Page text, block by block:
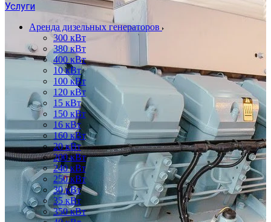
Услуги
Аренда дизельных генераторов
300 кВт
380 кВт
400 кВт
10 кВт
100 кВт
120 кВт
15 кВт
150 кВт
16 кВт
160 кВт
20 кВт
200 кВт
240 кВт
250 кВт
30 кВт
35 кВт
350 кВт